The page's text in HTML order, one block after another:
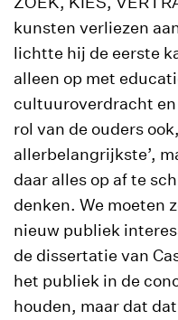
kunsten verliezen
lichtte hij de eerste
alleen op met
cultuuroverdracht
rol van de ouders
allerbelangrijkste’,
daar alles op af te
denken. We moeten
nieuw publiek
de dissertatie van
het publiek in de
houden, maar dat